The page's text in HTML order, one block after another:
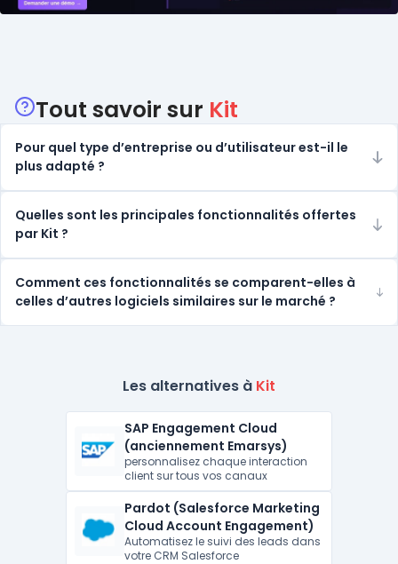
Catégories
Tout savoir sur Kit
Pour quel type d’entreprise ou d’utilisateur est-il le
plus adapté ?
Quelles sont les principales fonctionnalités offertes
par Kit ?
Comment ces fonctionnalités se comparent-elles à
celles d’autres logiciels similaires sur le marché ?
Les alternatives à Kit
SAP Engagement Cloud
(anciennement Emarsys)
personnalisez chaque interaction
client sur tous vos canaux
Pardot (Salesforce Marketing
Cloud Account Engagement)
Automatisez le suivi des leads dans
votre CRM Salesforce